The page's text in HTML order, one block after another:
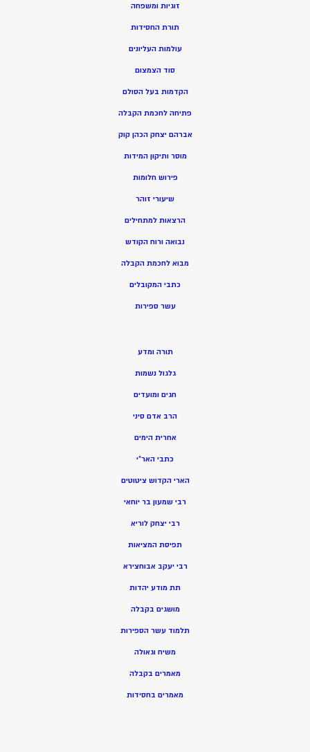
זוגיות ומשפחה
תורת החסידות
עולמות העליונים
סוד הצמצום
הקדמות בעל הסולם
פתיחה לחכמת הקבלה
אברהם יצחק הכהן קוק
מוסר ותיקון המידות
פירוש חלומות
שיעורי זוהר
הרצאות למתחילים
נבואה ורוח הקודש
מבוא לחכמת הקבלה
כתבי המקובלים
עשר ספירות
תורה ומדע
גלגול נשמות
חגים ומועדים
הרב אדם סיני
אחרית הימים
כתבי האר”י
הארי הקדוש ציטוטים
רבי שמעון בר יוחאי
רבי יצחק לוריא
תפיסת המציאות
רבי יעקב אבוחצירא
תת מודע יהדות
מושגים בקבלה
תלמוד עשר הספירות
משיח וגאולה
מאמרים בקבלה
מאמרים בחסידות